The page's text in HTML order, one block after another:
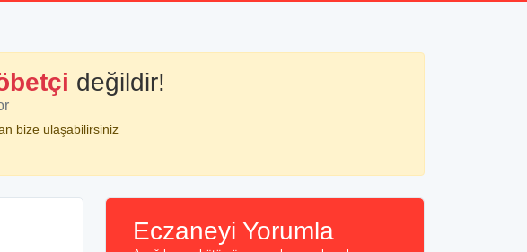
değildir!
bize ulaşabilirsiniz
Eczaneyi Yorumla